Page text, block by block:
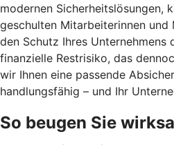
modernen Sicherheitslösungen,
geschulten Mitarbeiterinnen
den Schutz Ihres Unternehmens
finanzielle Restrisiko, das
wir Ihnen eine passende
handlungsfähig – und Ihr
So beugen Sie